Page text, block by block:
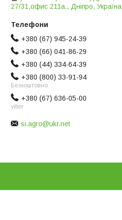
27/31,офис 211а., Дніпро, Україна
+380 (67) 945-24-39
+380 (66) 041-86-29
+380 (44) 334-64-39
+380 (800) 33-91-94
Безкоштовно
+380 (67) 636-05-00
viber
si.agro@ukr.net